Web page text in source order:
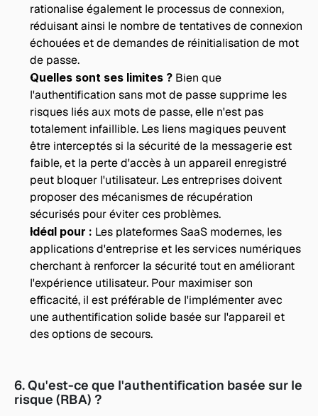
rationalise également le processus de connexion,
réduisant ainsi le nombre de tentatives de connexion
échouées et de demandes de réinitialisation de mot
de passe.
Quelles sont ses limites ? Bien que
l'authentification sans mot de passe supprime les
risques liés aux mots de passe, elle n'est pas
totalement infaillible. Les liens magiques peuvent
être interceptés si la sécurité de la messagerie est
faible, et la perte d'accès à un appareil enregistré
peut bloquer l'utilisateur. Les entreprises doivent
proposer des mécanismes de récupération
sécurisés pour éviter ces problèmes.
Idéal pour : Les plateformes SaaS modernes, les
applications d'entreprise et les services numériques
cherchant à renforcer la sécurité tout en améliorant
l'expérience utilisateur. Pour maximiser son
efficacité, il est préférable de l'implémenter avec
une authentification solide basée sur l'appareil et
des options de secours.
6. Qu'est-ce que l'authentification basée sur le
risque (RBA) ?